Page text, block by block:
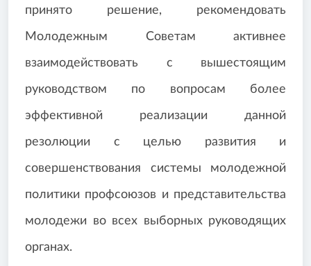
принято решение, рекомендовать
Молодежным Советам активнее
взаимодействовать с вышестоящим
руководством по вопросам более
эффективной реализации данной
резолюции с целью развития и
совершенствования системы молодежной
политики профсоюзов и представительства
молодежи во всех выборных руководящих
органах.